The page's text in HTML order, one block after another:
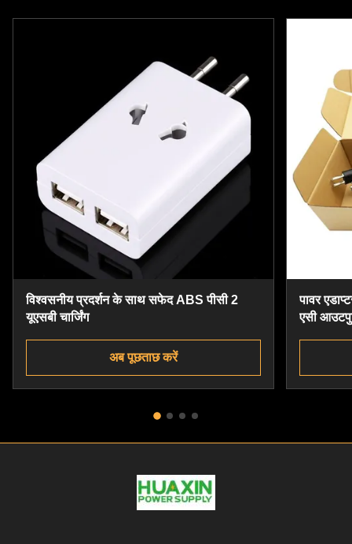
विश्वसनीय प्रदर्शन के साथ सफेद ABS पीसी 2
यूएसबी चार्जिंग
अब पूछताछ करें
पावर
एसी